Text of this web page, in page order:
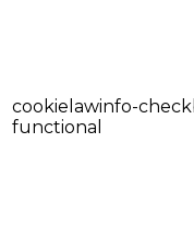
cookielawinfo-
functional